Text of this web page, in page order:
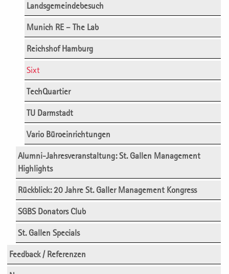
Landsgemeindebesuch
Munich RE – The Lab
Reichshof Hamburg
Sixt
TechQuartier
TU Darmstadt
Vario Büroeinrichtungen
Alumni-Jahresveranstaltung: St. Gallen Management
Highlights
Rückblick: 20 Jahre St. Galler Management Kongress
SGBS Donators Club
St. Gallen Specials
Feedback / Referenzen